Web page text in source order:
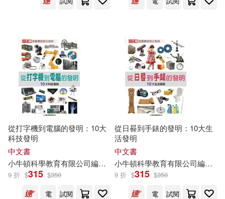
從打字機到電腦的發明：10大
科技發明
中文書
小牛頓科學教育有限公司編輯 團隊
9 折 $315 $350
電
試閱
從日晷到手錶的發明：10大生
活發明
中文書
小牛頓科學教育有限公司編輯
9 折 $315 $350
電
試閱